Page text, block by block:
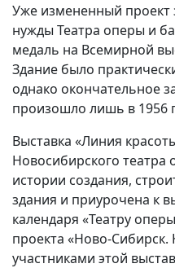
Уже измененный проект
нужды Театра оперы и
медаль на Всемирной
Здание было
однако окончательное
произошло лишь в 1956
Выставка «Линия
Новосибирского
истории создания,
здания и приурочена к
календаря «Театру
проекта «Ново-Сибирск.
участниками этой